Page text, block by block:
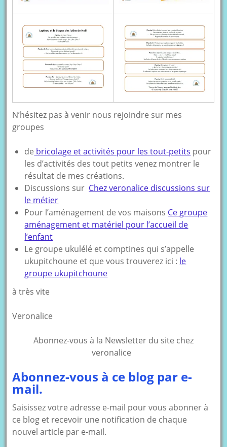
N’hésitez pas à venir nous rejoindre sur mes
groupes
de bricolage et activités pour les tout-petits pour
les d’activités des tout petits venez montrer le
résultat de mes créations.
Discussions sur Chez veronalice discussions sur
le métier
Pour l’aménagement de vos maisons Ce groupe
aménagement et matériel pour l’accueil de
l’enfant
Le groupe ukulélé et comptines qui s’appelle
ukupitchoune et que vous trouverez ici : le
groupe ukupitchoune
à très vite
Veronalice
Abonnez-vous à la Newsletter du site chez
veronalice
Abonnez-vous à ce blog par e-
mail.
Saisissez votre adresse e-mail pour vous abonner à
ce blog et recevoir une notification de chaque
nouvel article par e-mail.